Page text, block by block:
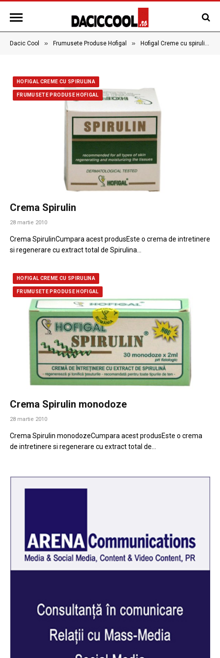
Dacic Cool » Frumusete Produse Hofigal » Hofigal Creme cu spirulina
HOFIGAL CREME CU SPIRULINA
FRUMUSETE PRODUSE HOFIGAL
Crema Spirulin
28 martie 2010
Crema SpirulinCumpara acest produsEste o crema de intretinere
si regenerare cu extract total de Spirulina…
HOFIGAL CREME CU SPIRULINA
FRUMUSETE PRODUSE HOFIGAL
Crema Spirulin monodoze
28 martie 2010
Crema Spirulin monodozeCumpara acest produsEste o crema
de intretinere si regenerare cu extract total de…